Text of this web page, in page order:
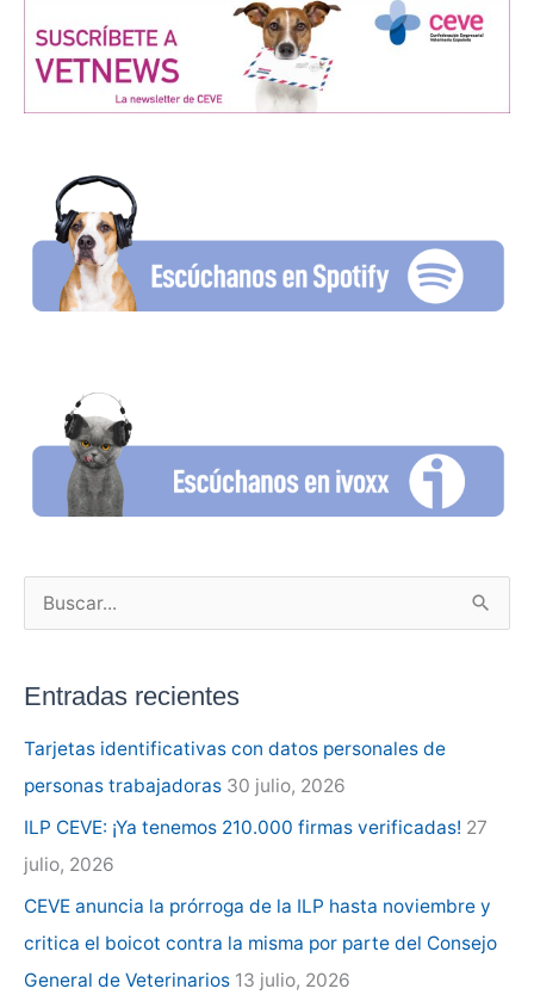
u
c
a
r
p
o
Entradas recientes
Tarjetas identificativas con datos personales de
personas trabajadoras 30 julio, 2026
ILP CEVE: ¡Ya tenemos 210.000 firmas verificadas! 27
julio, 2026
CEVE anuncia la prórroga de la ILP hasta noviembre y
critica el boicot contra la misma por parte del Consejo
General de Veterinarios 13 julio, 2026